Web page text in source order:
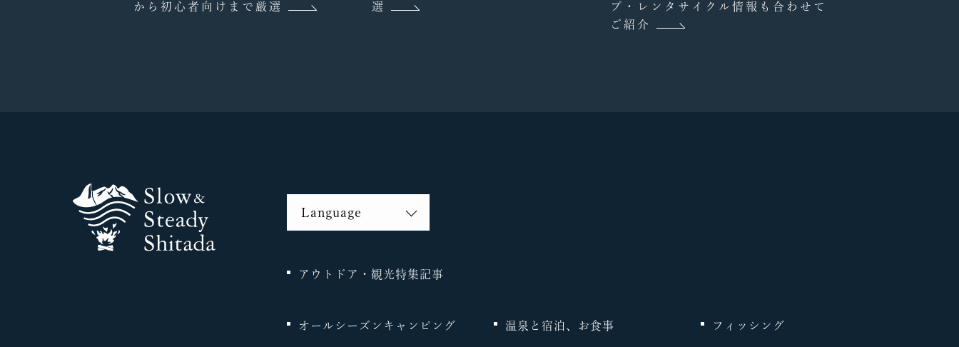
から初心者向けまで厳選
選
プ・レンタサイクル情報も合わせて
ご紹介
Language
アウトドア・観光特集記事
オールシーズンキャンピング 温泉と宿泊、お食事 フィッシング